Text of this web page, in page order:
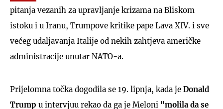
pitanja vezanih za upravljanje krizama na Bliskom
istoku i u Iranu, Trumpove kritike pape Lava XIV. i sve
većeg udaljavanja Italije od nekih zahtjeva američke
administracije unutar NATO-a.
Prijelomna točka dogodila se 19. lipnja, kada je Donald
Trump u intervjuu rekao da ga je Meloni "molila da se